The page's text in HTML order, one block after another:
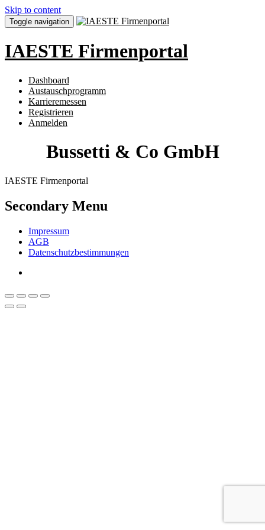
Skip to content
Toggle navigation
IAESTE Firmenportal
Dashboard
Austauschprogramm
Karrieremessen
Registrieren
Anmelden
Bussetti & Co GmbH
IAESTE Firmenportal
Secondary Menu
Impressum
AGB
Datenschutzbestimmungen